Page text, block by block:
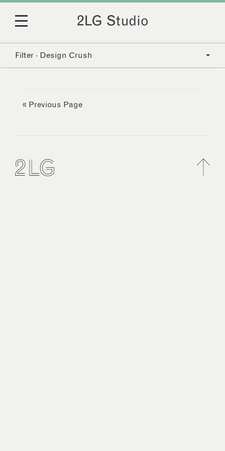
Filter · Design Crush
« Previous Page